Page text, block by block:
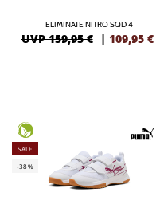
ELIMINATE NITRO SQD 4
UVP 159,95 € | 109,95 €
SALE
-38%